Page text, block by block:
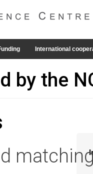
International
by the